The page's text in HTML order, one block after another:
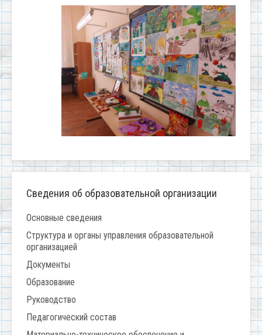
Сведения об образовательной организации
Основные сведения
Структура и органы управления образовательной
организацией
Документы
Образование
Руководство
Педагогический состав